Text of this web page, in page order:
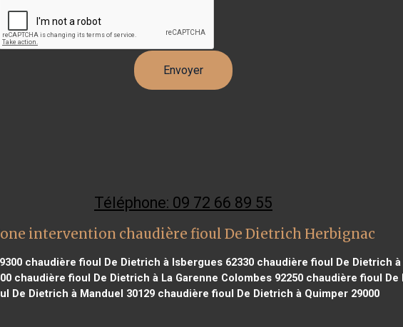
Téléphone: 09 72 66 89 55
intervention chaudière fioul De Dietrich Herbignac
chaudière fioul De Dietrich à Isbergues 62330 chaudière fioul De Dietrich à
chaudière fioul De Dietrich à La Garenne Colombes 92250chaudière fioul De
De Dietrich à Manduel 30129 chaudière fioul De Dietrich à Quimper 29000